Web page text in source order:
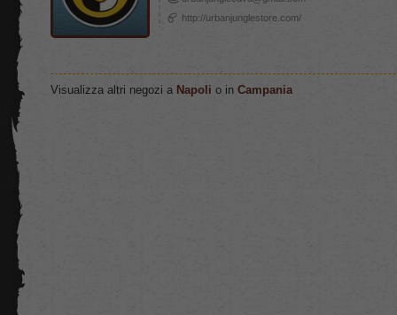
http://urbanjunglestore.com/
Visualizza altri negozi a Napoli o in Campania